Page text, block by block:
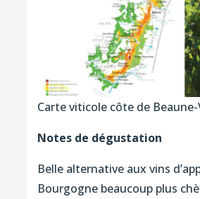
Carte viticole côte de
Notes de dégustation
Belle alternative aux vins
Bourgogne beaucoup plus